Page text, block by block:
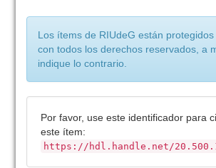
Los ítems de RIUdeG están protegidos
con todos los derechos reservados, a
indique lo contrario.
Por favor, use este identificador para
este ítem:
https://hdl.handle.net/